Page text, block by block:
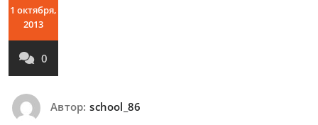
1 октября,
2013
0
Автор: school_86